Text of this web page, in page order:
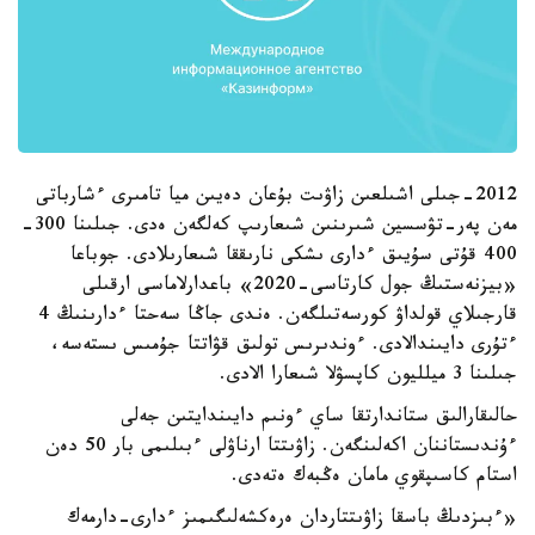
2012-جىلى اشىلعىن زاۋىت بۇعان دەيىن ميا تامىرى ءشارباتى
مەن پەر-تۋسسين شىرىنىن شىعارىپ كەلگەن ەدى. جىلىنا 300-
400 قۇتى سۇيىق ءدارى ىشكى نارىققا شىعارىلادى. جوباعا
«بيزنەستىڭ جول كارتاسى-2020» باعدارلاماسى ارقىلى
قارجىلاي قولداۋ كورسەتىلگەن. ەندى جاڭا سەحتا ءدارىنىڭ 4
ءتۇرى دايىندالادى. ءوندىرىس تولىق قۋاتتا جۇمىس ىستەسە،
جىلىنا 3 ميلليون كاپسۋلا شىعارا الادى.
حالىقارالىق ستاندارتقا ساي ءونىم دايىندايتىن جەلى
ءۇندىستاننان اكەلىنگەن. زاۋىتتا ارناۋلى ءبىلىمى بار 50 دەن
استام كاسىپقوي مامان ەڭبەك ەتەدى.
«ءبىزدىڭ باسقا زاۋىتتاردان ەرەكشەلىگىمىز ءدارى-دارمەك